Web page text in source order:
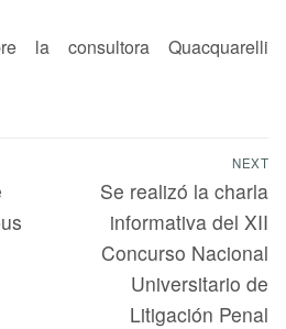
la consultora Quacquarelli
NEXT
Se realizó la charla
informativa del XII
Concurso Nacional
Universitario de
Litigación Penal